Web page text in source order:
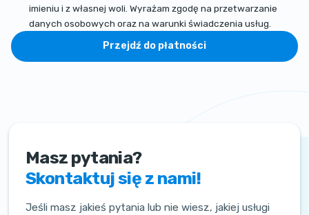
imieniu i z własnej woli. Wyrażam zgodę na przetwarzanie
danych osobowych oraz na warunki świadczenia usług.
Przejdź do płatności
Masz pytania?
Skontaktuj się z nami!
Jeśli masz jakieś pytania lub nie wiesz, jakiej usługi